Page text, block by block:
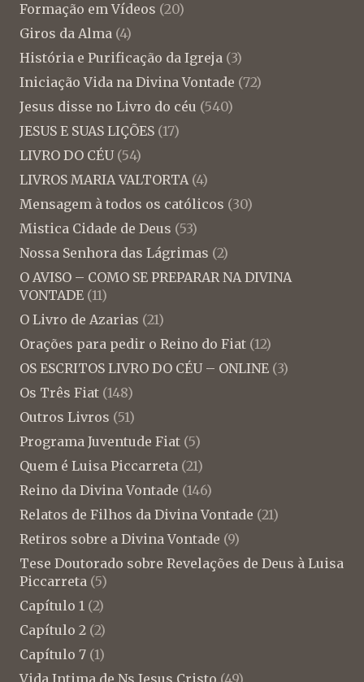
Formação em Vídeos (20)
Giros da Alma (4)
História e Purificação da Igreja (3)
Iniciação Vida na Divina Vontade (72)
Jesus disse no Livro do céu (540)
JESUS E SUAS LIÇÕES (17)
LIVRO DO CÉU (54)
LIVROS MARIA VALTORTA(4)
Mensagem à todos os católicos (30)
Mistica Cidade de Deus (53)
Nossa Senhora das Lágrimas (2)
O AVISO – COMO SE PREPARAR NA DIVINA
VONTADE (11)
O Livro de Azarias (21)
Orações para pedir o Reino do Fiat (12)
OS ESCRITOS LIVRO DO CÉU – ONLINE (3)
Os Três Fiat (148)
Outros Livros (51)
Programa Juventude Fiat (5)
Quem é Luisa Piccarreta (21)
Reino da Divina Vontade (146)
Relatos de Filhos da Divina Vontade (21)
Retiros sobre a Divina Vontade (9)
Tese Doutorado sobre Revelações de Deus à Luisa
Piccarreta (5)
Capítulo 1 (2)
Capítulo 2 (2)
Capítulo 7 (1)